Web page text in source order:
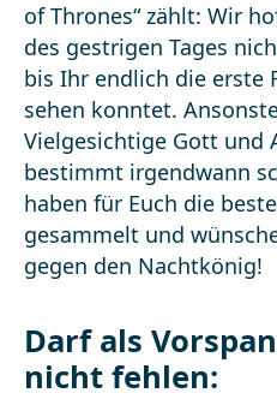
of Thrones“ zählt: Wir
des gestrigen Tages
bis Ihr endlich die erste
sehen konntet.
Vielgesichtige Gott und
bestimmt irgendwann
haben für Euch die
gesammelt und
gegen den Nachtkönig!
Darf als
nicht fehlen: